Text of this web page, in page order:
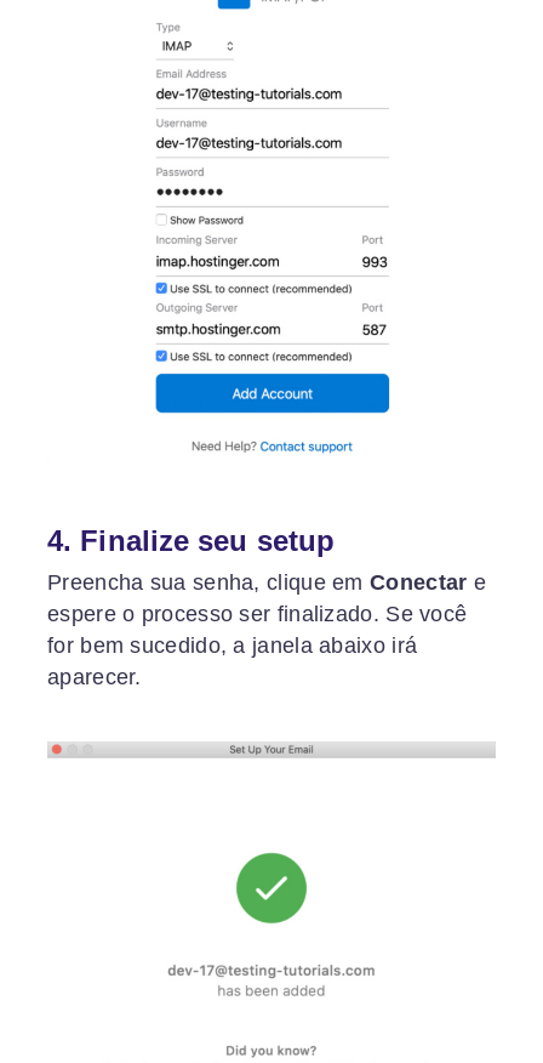
4. Finalize seu setup
Preencha sua senha, clique em Conectar e
espere o processo ser finalizado. Se você
for bem sucedido, a janela abaixo irá
aparecer.